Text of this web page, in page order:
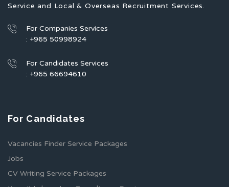
Service and Local & Overseas Recruitment Services.
For Companies Services
: +965 50998924
For Candidates Services
: +965 66694610
For Candidates
Vacancies Finder Service Packages
Jobs
CV Writing Service Packages